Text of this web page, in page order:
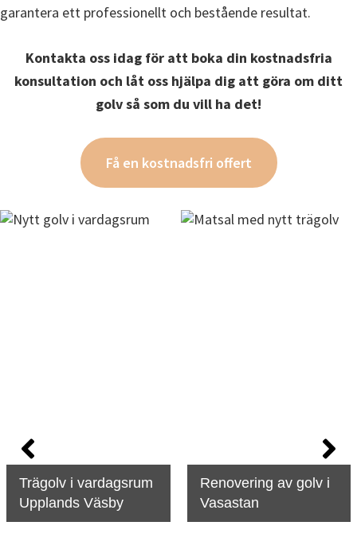
garantera ett professionellt och bestående resultat.
Kontakta oss idag för att boka din kostnadsfria
konsultation och låt oss hjälpa dig att göra om ditt
golv så som du vill ha det!
Få en kostnadsfri offert
Trägolv i vardagsrum
Upplands Väsby
Renovering av golv i
Vasastan